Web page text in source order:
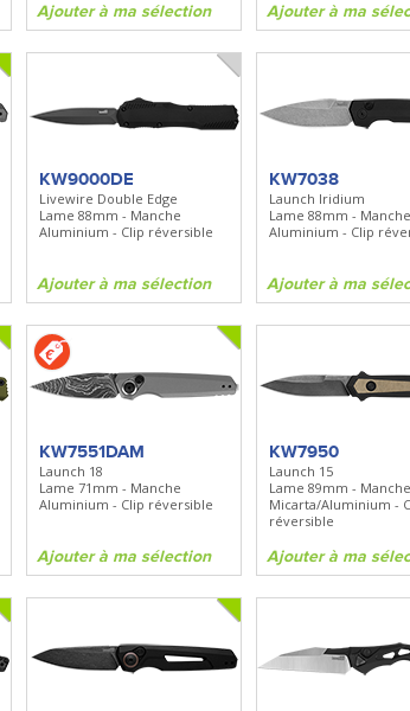
BN535
Clip réversible
Ajouter à ma sélection
SR100
Ajouter à ma sélection
Ajouter à ma sélection Ajouter à ma
KW9000DE
Livewire Double Edge
Lame 88mm - Manche
Aluminium - Clip réversible
Ajouter à ma sélection
KW7038
Launch Iridium
Lame 88mm - Manche
Aluminium - Clip
Ajouter à ma
KW7551DAM
Launch 18
Lame 71mm - Manche
Aluminium - Clip réversible
Ajouter à ma sélection
KW7950
Launch 15
Lame 89mm - Manche
Micarta/Aluminium -
réversible
Ajouter à ma